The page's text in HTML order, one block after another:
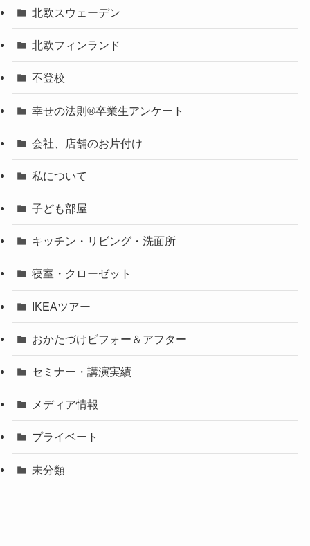
北欧スウェーデン
北欧フィンランド
不登校
幸せの法則®卒業生アンケート
会社、店舗のお片付け
私について
子ども部屋
キッチン・リビング・洗面所
寝室・クローゼット
IKEAツアー
おかたづけビフォー＆アフター
セミナー・講演実績
メディア情報
プライベート
未分類